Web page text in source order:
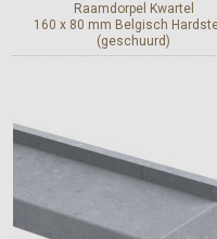
Raamdorpel Kwartel
160 x 80 mm Belgisch
(geschuurd)